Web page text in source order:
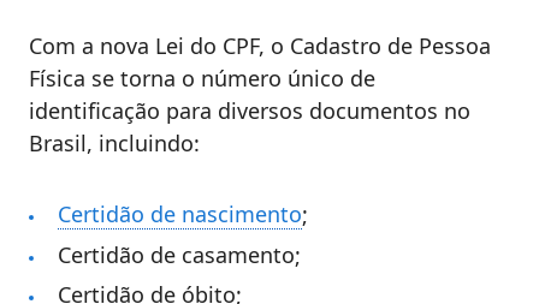
Com a nova Lei do CPF, o Cadastro de Pessoa
Física se torna o número único de
identificação para diversos documentos no
Brasil, incluindo:
Certidão de nascimento;
Certidão de casamento;
Certidão de óbito;